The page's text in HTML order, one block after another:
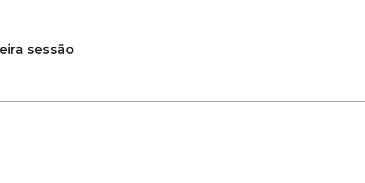
sessão